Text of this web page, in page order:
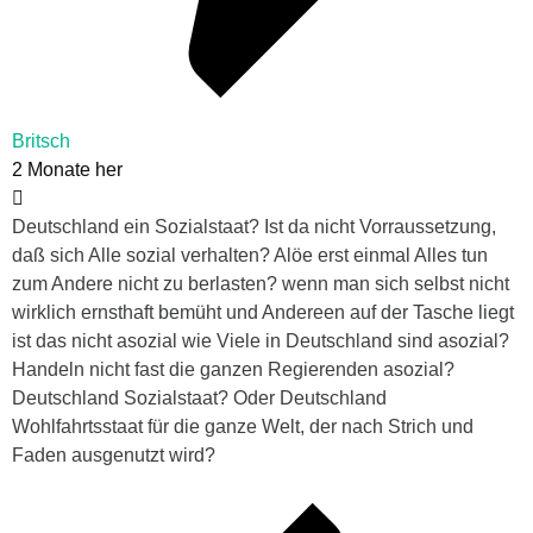
Britsch
2 Monate her
Deutschland ein Sozialstaat? Ist da nicht Vorraussetzung,
daß sich Alle sozial verhalten? Alöe erst einmal Alles tun
zum Andere nicht zu berlasten? wenn man sich selbst nicht
wirklich ernsthaft bemüht und Andereen auf der Tasche liegt
ist das nicht asozial wie Viele in Deutschland sind asozial?
Handeln nicht fast die ganzen Regierenden asozial?
Deutschland Sozialstaat? Oder Deutschland
Wohlfahrtsstaat für die ganze Welt, der nach Strich und
Faden ausgenutzt wird?